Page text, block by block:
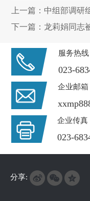
上一篇： 中组部调
下一篇： 龙莉娟同志
服务热线
023-
企业邮箱
企业传真
023-
分享: